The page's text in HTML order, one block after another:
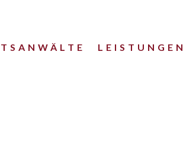
LEISTUNGEN